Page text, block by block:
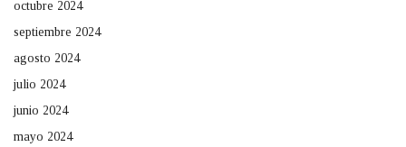
octubre 2024
septiembre 2024
agosto 2024
julio 2024
junio 2024
mayo 2024